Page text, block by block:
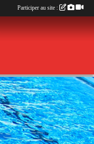
Participer au site :